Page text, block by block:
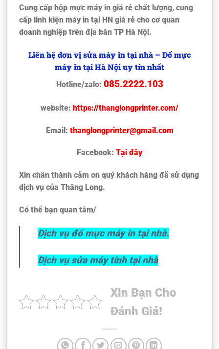
Cung cấp hộp mực máy in giá rẻ chất lượng, cung
cấp linh kiện máy in tại HN giá rẻ cho cơ quan
doanh nghiệp trên địa bàn TP Hà Nội.
Liên hệ đơn vị sửa máy in tại nhà – Đổ mực
máy in tại Hà Nội uy tín nhất
Hotline/zalo: 085.2222.103
website: https://thanglongprinter.com/
Email: thanglongprinter@gmail.com
Facebook: Tại đây
Xin chân thành cảm ơn quý khách hàng đã sử dụng
dịch vụ của Thăng Long.
Có thể bạn quan tâm/
Dịch vụ đổ mực máy in tại nhà.
Dịch vụ sửa máy tính tại nhà
Xin Bạn Cho
Đánh Giá!